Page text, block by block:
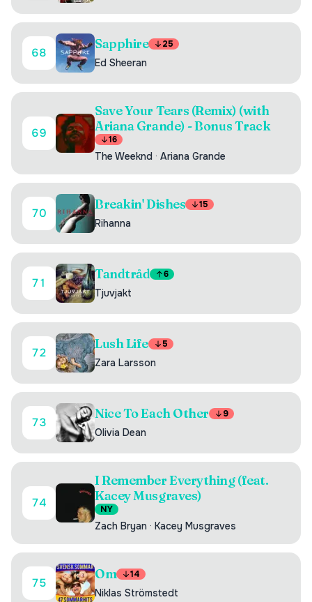
68
Sapphire 25
Ed Sheeran
69
Save Your Tears (Remix) (with
Ariana Grande) - Bonus Track
16
The Weeknd · Ariana Grande
70
Breakin' Dishes 15
Rihanna
71
Tandtråd 6
Tjuvjakt
72
Lush Life 5
Zara Larsson
73
Nice To Each Other 9
Olivia Dean
74
I Remember Everything (feat.
Kacey Musgraves)
NY
Zach Bryan · Kacey Musgraves
75
Om 14
Niklas Strömstedt